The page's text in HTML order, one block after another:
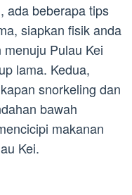
ada beberapa tips
siapkan fisik anda
Pulau Kei
lama. Kedua,
snorkeling dan
bawah
makanan
Kei.